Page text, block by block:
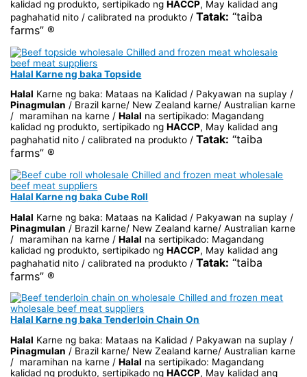
kalidad ng produkto, sertipikado ngHACCP, May kalidad ang
paghahatid nito / calibrated na produkto /Tatak: “taiba
farms” ®
Halal Karne ng baka Topside
Halal Karne ng baka: Mataas na Kalidad / Pakyawan na suplay /
Pinagmulan / Brazil karne/ New Zealand karne/ Australian karne
/ maramihan na karne /Halal na sertipikado: Magandang
kalidad ng produkto, sertipikado ngHACCP, May kalidad ang
paghahatid nito / calibrated na produkto /Tatak: “taiba
farms” ®
Halal Karne ng baka Cube Roll
Halal Karne ng baka: Mataas na Kalidad / Pakyawan na suplay /
Pinagmulan / Brazil karne/ New Zealand karne/ Australian karne
/ maramihan na karne /Halal na sertipikado: Magandang
kalidad ng produkto, sertipikado ngHACCP, May kalidad ang
paghahatid nito / calibrated na produkto /Tatak: “taiba
farms” ®
Halal Karne ng baka Tenderloin Chain On
Halal Karne ng baka: Mataas na Kalidad / Pakyawan na suplay /
Pinagmulan / Brazil karne/ New Zealand karne/ Australian karne
/ maramihan na karne /Halal na sertipikado: Magandang
kalidad ng produkto, sertipikado ngHACCP, May kalidad ang